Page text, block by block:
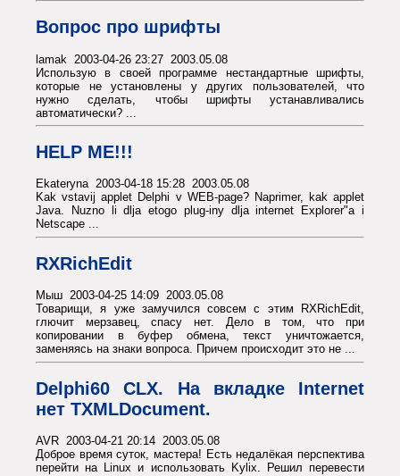
Вопрос про шрифты
lamak 2003-04-26 23:27 2003.05.08
Использую в своей программе нестандартные шрифты,
которые не установлены у других пользователей, что
нужно сделать, чтобы шрифты устанавливались
автоматически? ...
HELP ME!!!
Ekateryna 2003-04-18 15:28 2003.05.08
Kak vstavij applet Delphi v WEB-page? Naprimer, kak applet
Java. Nuzno li dlja etogo plug-iny dlja internet Explorer"a i
Netscape ...
RXRichEdit
Мыш 2003-04-25 14:09 2003.05.08
Товарищи, я уже замучился совсем с этим RXRichEdit,
глючит мерзавец, спасу нет. Дело в том, что при
копировании в буфер обмена, текст уничтожается,
заменяясь на знаки вопроса. Причем происходит это не ...
Delphi60 CLX. На вкладке Internet
нет TXMLDocument.
AVR 2003-04-21 20:14 2003.05.08
Доброе время суток, мастера! Есть недалёкая перспектива
перейти на Linux и использовать Kylix. Решил перевести